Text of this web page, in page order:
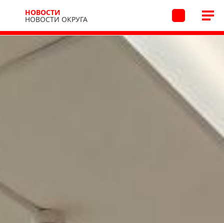
НОВОСТИ
НОВОСТИ ОКРУГА
Новости Новости округа 27.06.2026 14:24
В Верхотомской школе
прошла правовая игра
интеллектуальная правовая игра «Это должен знать
юристконсульт Отдела МВД России по Кемеровскому
округу, а также представитель компании «Россети».